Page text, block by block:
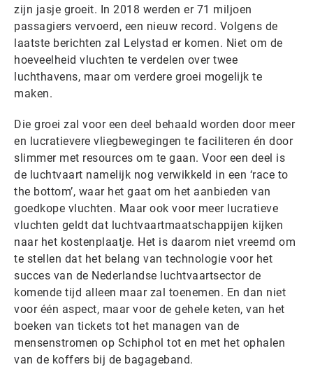
zijn jasje groeit. In 2018 werden er 71 miljoen
passagiers vervoerd, een nieuw record. Volgens de
laatste berichten zal Lelystad er komen. Niet om de
hoeveelheid vluchten te verdelen over twee
luchthavens, maar om verdere groei mogelijk te
maken.
Die groei zal voor een deel behaald worden door meer
en lucratievere vliegbewegingen te faciliteren én door
slimmer met resources om te gaan. Voor een deel is
de luchtvaart namelijk nog verwikkeld in een ‘race to
the bottom’, waar het gaat om het aanbieden van
goedkope vluchten. Maar ook voor meer lucratieve
vluchten geldt dat luchtvaartmaatschappijen kijken
naar het kostenplaatje. Het is daarom niet vreemd om
te stellen dat het belang van technologie voor het
succes van de Nederlandse luchtvaartsector de
komende tijd alleen maar zal toenemen. En dan niet
voor één aspect, maar voor de gehele keten, van het
boeken van tickets tot het managen van de
mensenstromen op Schiphol tot en met het ophalen
van de koffers bij de bagageband.